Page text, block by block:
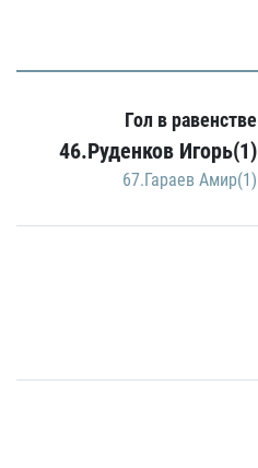
Гол в равенстве
46.Руденков Игорь(1)
67.Гараев Амир(1)